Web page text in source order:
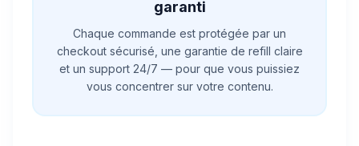
garanti
Chaque commande est protégée par un
checkout sécurisé, une garantie de refill claire
et un support 24/7 — pour que vous puissiez
vous concentrer sur votre contenu.